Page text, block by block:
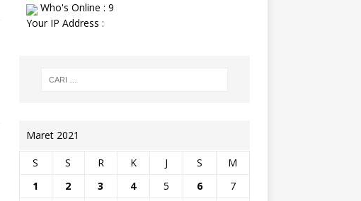
Who's Online : 9
Your IP Address :
Maret 2021
S S R K J S
M
1
2 3 4 5 6
7